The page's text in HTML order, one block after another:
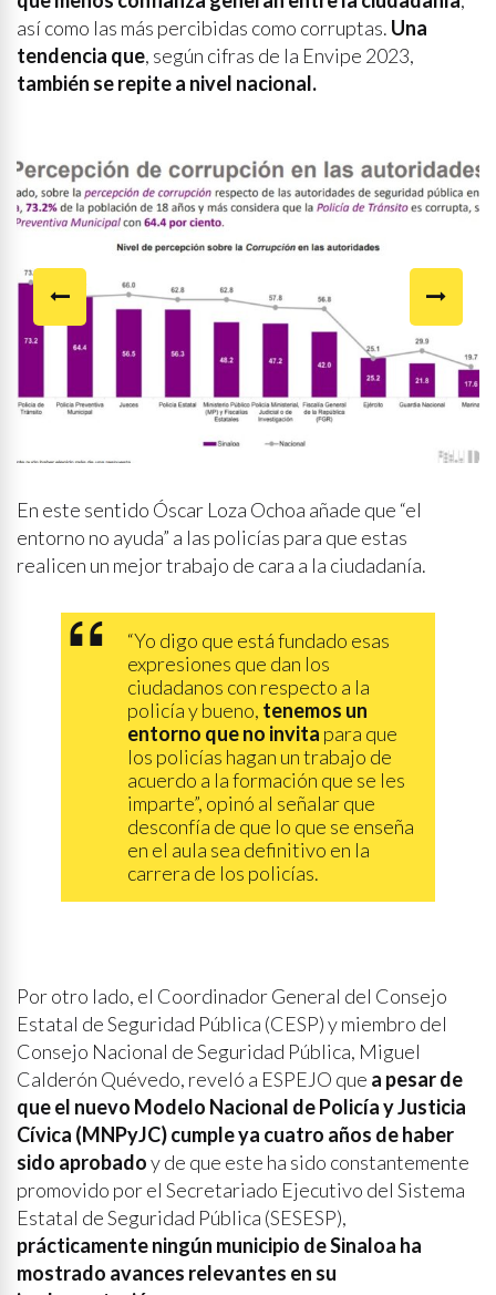
así como las más percibidas como corruptas. Una
tendencia que, según cifras de la Envipe 2023,
también se repite a nivel nacional.
En este sentido Óscar Loza Ochoa añade que “el
entorno no ayuda” a las policías para que estas
realicen un mejor trabajo de cara a la ciudadanía.
“Yo digo que está fundado esas
expresiones que dan los
ciudadanos con respecto a la
policía y bueno, tenemos un
entorno que no invita para que
los policías hagan un trabajo de
acuerdo a la formación que se les
imparte”, opinó al señalar que
desconfía de que lo que se enseña
en el aula sea definitivo en la
carrera de los policías.
Por otro lado, el Coordinador General del Consejo
Estatal de Seguridad Pública (CESP) y miembro del
Consejo Nacional de Seguridad Pública, Miguel
Calderón Quévedo, reveló a ESPEJO que a pesar de
que el nuevo Modelo Nacional de Policía y Justicia
Cívica (MNPyJC) cumple ya cuatro años de haber
sido aprobadoy de que este ha sido constantemente
promovido por el Secretariado Ejecutivo del Sistema
Estatal de Seguridad Pública (SESESP),
prácticamente ningún municipio de Sinaloa ha
mostrado avances relevantes en su